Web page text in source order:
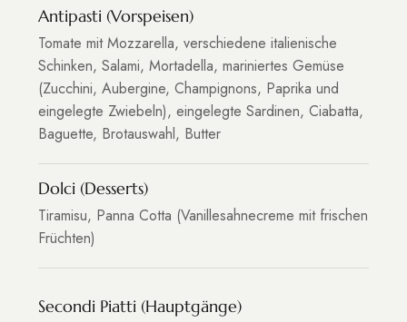
Antipasti (Vorspeisen)
Tomate mit Mozzarella, verschiedene italienische
Schinken, Salami, Mortadella, mariniertes Gemüse
(Zucchini, Aubergine, Champignons, Paprika und
eingelegte Zwiebeln), eingelegte Sardinen, Ciabatta,
Baguette, Brotauswahl, Butter
Dolci (Desserts)
Tiramisu, Panna Cotta (Vanillesahnecreme mit frischen
Früchten)
Secondi Piatti (Hauptgänge)